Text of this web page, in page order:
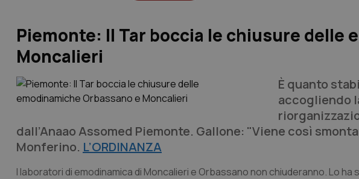
Piemonte: Il Tar boccia le chiusure delle
Moncalieri
È quanto
accogliendo
dall’Anaao Assomed Piemonte. Gallone: "Viene così
Monferino. L’ORDINANZA
I laboratori di emodinamica di Moncalieri e Orbassano non chiuderanno. Lo